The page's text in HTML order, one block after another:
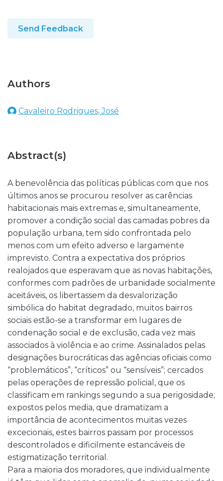
Send Feedback
Authors
Cavaleiro Rodrigues, José
Abstract(s)
A benevolência das políticas públicas com que nos
últimos anos se procurou resolver as carências
habitacionais mais extremas e, simultaneamente,
promover a condição social das camadas pobres da
população urbana, tem sido confrontada pelo
menos com um efeito adverso e largamente
imprevisto. Contra a expectativa dos próprios
realojados que esperavam que as novas habitações,
conformes com padrões de urbanidade socialmente
aceitáveis, os libertassem da desvalorização
simbólica do habitat degradado, muitos bairros
sociais estão-se a transformar em lugares de
condenação social e de exclusão, cada vez mais
associados à violência e ao crime. Assinalados pelas
designações burocráticas das agências oficiais como
“problemáticos”, “críticos” ou “sensíveis”; cercados
pelas operações de repressão policial, que os
classificam em rankings segundo a sua perigosidade;
expostos pelos media, que dramatizam a
importância de acontecimentos muitas vezes
excecionais, estes bairros passam por processos
descontrolados e dificilmente estancáveis de
estigmatização territorial.
Para a maioria dos moradores, que individualmente